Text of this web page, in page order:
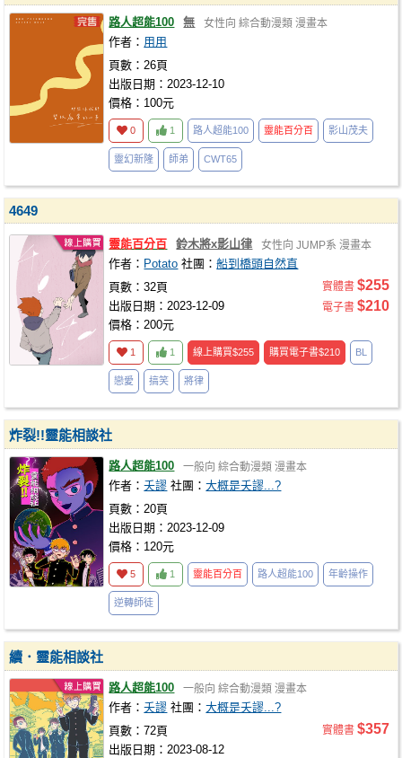
路人超能100 無 女性向 綜合動漫類 漫畫本
作者： 用用
頁數：26頁
出版日期：2023-12-10
價格：100元
0 1 路人超能100 靈能百分百 影山茂夫
靈幻新隆 師弟 CWT65
4649
靈能百分百 鈴木將x影山律 女性向 JUMP系 漫畫本
作者： Potato 社團：船到橋頭自然直
頁數：32頁
出版日期：2023-12-09
價格：200元
實體書 $255
電子書 $210
1 1 線上購買$255 購買電子書$210 BL
戀愛 搞笑 將律
炸裂!!靈能相談社
路人超能100 一般向 綜合動漫類 漫畫本
作者：夭謬 社團：大概是夭謬...?
頁數：20頁
出版日期：2023-12-09
價格：120元
5 1 靈能百分百 路人超能100 年齡操作
逆轉師徒
續．靈能相談社
路人超能100 一般向 綜合動漫類 漫畫本
作者：夭謬 社團：大概是夭謬...?
頁數：72頁
出版日期：2023-08-12
實體書 $357